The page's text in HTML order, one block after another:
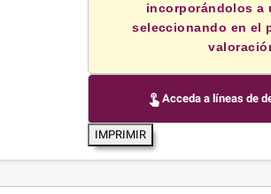
incorporándolos a
seleccionando en el
touch_app Acceda a líneas de
IMPRIMIR